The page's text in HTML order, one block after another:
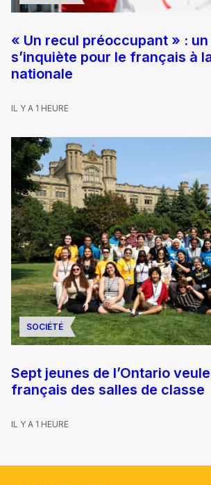
« Un recul préoccupant » :
s’inquiète pour le français à
nationale
IL Y A 1 HEURE
SOCIÉTÉ
Sept jeunes de l’Ontario
français des salles de classe
IL Y A 1 HEURE